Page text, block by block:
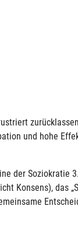
und hohe
der Soziokratie
Konsens), das